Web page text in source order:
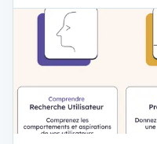
Publicité
Communication
Influence Marketing
Photographie
Salons
Études Marketing